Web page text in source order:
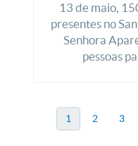
13 de maio,
presentes no
Senhora
pessoas
1 2 3